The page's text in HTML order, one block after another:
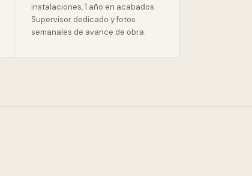
instalaciones, 1 año en acabados.
Supervisor dedicado y fotos
semanales de avance de obra.